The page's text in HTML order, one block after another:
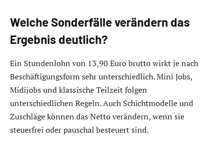
Welche Sonderfälle verändern das
Ergebnis deutlich?
Ein Stundenlohn von 13,90 Euro brutto wirkt je nach
Beschäftigungsform sehr unterschiedlich. Mini Jobs,
Midijobs und klassische Teilzeit folgen
unterschiedlichen Regeln. Auch Schichtmodelle und
Zuschläge können das Netto verändern, wenn sie
steuerfrei oder pauschal besteuert sind.